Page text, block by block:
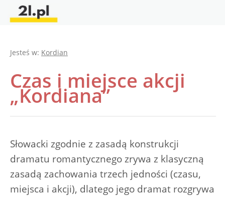
Jesteś w: Kordian
Czas i miejsce akcji
„Kordiana”
Słowacki zgodnie z zasadą konstrukcji
dramatu romantycznego zrywa z klasyczną
zasadą zachowania trzech jedności (czasu,
miejsca i akcji), dlatego jego dramat rozgrywa